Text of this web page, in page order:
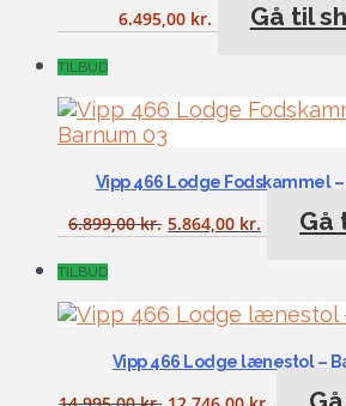
6.495,00 kr. Gå til
TILBUD
Vipp 466 Lodge Fodskammel
6.899,00kr. 5.864,00 kr. Gå
TILBUD
Vipp 466 Lodge lænestol –